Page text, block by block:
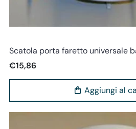
Scatola porta faretto universale
€15,86
Aggiungi al